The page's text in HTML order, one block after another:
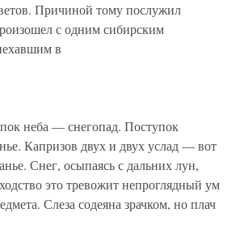
Причиной тому послужил
с одним сибирским
в
неба — снегопад. Поступок
Капризов двух и двух услад — вот
Снег, осыпаясь с дальних лун,
это тревожит непроглядный ум
Слеза содеяна зрачком, но плач